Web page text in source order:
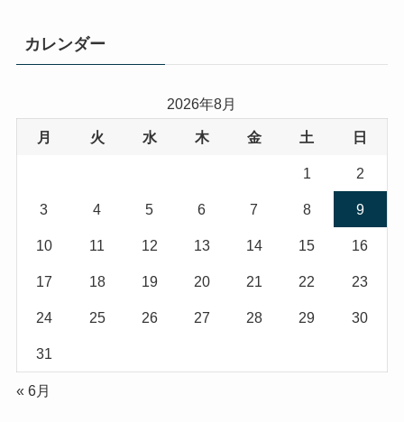
カレンダー
2026年8月
月 火 水 木 金 土 日
1 2
3 4 5 6 7 8 9
10 11 12 13 14 15 16
17 18 19 20 21 22 23
24 25 26 27 28 29 30
31
« 6月